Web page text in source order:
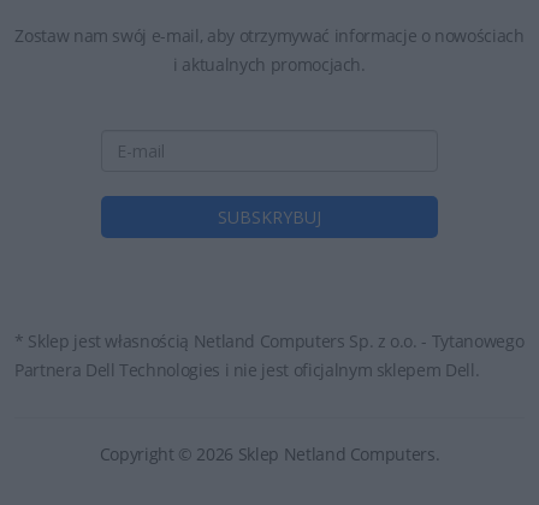
Zostaw nam swój e-mail, aby otrzymywać informacje o nowościach
i aktualnych promocjach.
* Sklep jest własnością Netland Computers Sp. z o.o. - Tytanowego
Partnera Dell Technologies i nie jest oficjalnym sklepem Dell.
Copyright © 2026 Sklep Netland Computers.